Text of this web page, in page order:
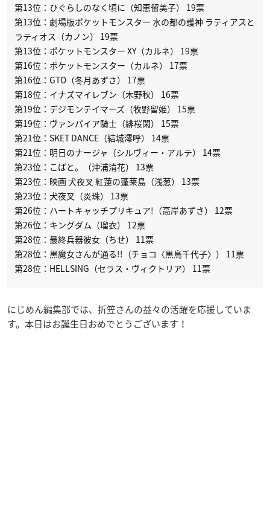
第13位：ひぐらしのなく頃に（知恵留美子） 19票
第13位：劇場版ポケットモンスター 水の都の護神 ラティアスと
ラティオス（カノン） 19票
第13位：ポケットモンスター XY（カルネ） 19票
第16位：ポケットモンスター（カルネ） 17票
第16位：GTO（冬月あずさ） 17票
第18位：イナズマイレブン（木野秋） 16票
第19位：デジモンテイマーズ（牧野留姫） 15票
第19位：ヴァンパイア騎士（緋桜閑） 15票
第21位：SKET DANCE（結城澪呼） 14票
第21位：明日のナージャ（シルヴィー・アルテ） 14票
第23位：こばと。（沖浦清花） 13票
第23位：映画 犬夜叉 紅蓮の蓬莱島（浅葱） 13票
第23位：犬夜叉（炎珠） 13票
第26位：ハートキャッチプリキュア!（高岸あずさ） 12票
第26位：キングダム（瑠衣） 12票
第28位：最終兵器彼女（ちせ） 11票
第28位：黒魔女さんが通る!!（チョコ〈黒鳥千代子〉） 11票
第28位：HELLSING（セラス・ヴィクトリア） 11票
にじめん編集部では、折笠さんの益々の活躍を応援していま
す。本日はお誕生日おめでとうございます！